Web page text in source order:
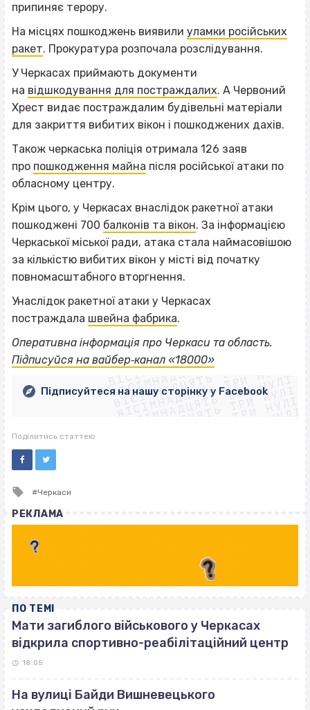
припиняє терору.
На місцях пошкоджень виявили уламки російських
ракет. Прокуратура розпочала розслідування.
У Черкасах приймають документи
на відшкодування для постраждалих. А Червоний
Хрест видає постраждалим будівельні матеріали
для закриття вибитих вікон і пошкоджених дахів.
Також черкаська поліція отримала 126 заяв
про пошкодження майна після російської атаки по
обласному центру.
Крім цього, у Черкасах внаслідок ракетної атаки
пошкоджені 700 балконів та вікон. За інформацією
Черкаської міської ради, атака стала наймасовішою
за кількістю вибитих вікон у місті від початку
повномасштабного вторгнення.
Унаслідок ракетної атаки у Черкасах
постраждала швейна фабрика.
Оперативна інформація про Черкаси та область.
Підписуйся на вайбер‐канал «18000»
ВІСІМНАДЦЯТЬ ТРИ НУЛІ
ВІСІМНАДЦЯТЬ ТРИ НУЛІ
ВІСІМНАДЦЯТЬ ТРИ НУЛІ
ВІСІМНАДЦЯТЬ ТРИ НУЛІ
ВІСІМНАДЦЯТЬ ТРИ НУЛІ
ВІСІМНАДЦЯТЬ ТРИ НУЛІ
ВІСІМНАДЦЯТЬ ТРИ НУЛІ
ВІСІМНАДЦЯТЬ ТРИ НУЛІ
Підписуйтеся на нашу сторінку у Facebook
Поділитись статтею
Tagged
Черкаси
РЕКЛАМА
ПО ТЕМІ
Мати загиблого військового у Черкасах
відкрила спортивно-реабілітаційний центр
18:05
На вулиці Байди Вишневецького